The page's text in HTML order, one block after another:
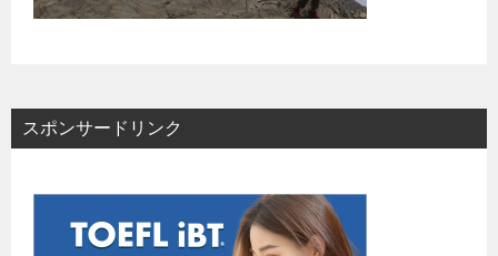
スポンサードリンク